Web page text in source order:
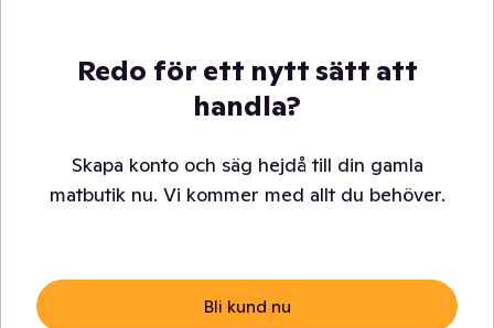
Redo för ett nytt sätt att
handla?
Skapa konto och säg hejdå till din gamla
matbutik nu. Vi kommer med allt du behöver.
Bli kund nu